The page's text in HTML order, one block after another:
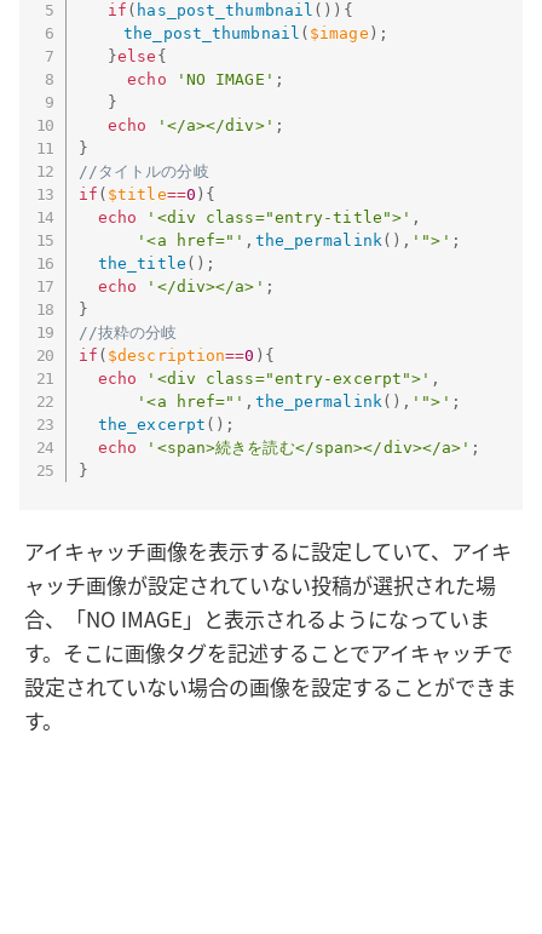
if ( has_post_thumbnail ( ) ) {
the_post_thumbnail ( $image ) ;
}else {
echo
'NO IMAGE' ;
}
echo
'</a></div>' ;
}
//タイトルの分岐
if ( $title==0 ) {
echo
'<div class="entry-title">' ,
'<a href="' , the_permalink( ) , '">' ;
the_title ( ) ;
echo
'</div></a>' ;
}
//抜粋の分岐
if ( $description==0 ) {
echo
'<div class="entry-excerpt">' ,
'<a href="' , the_permalink( ) , '">' ;
the_excerpt ( ) ;
echo
'<span>続きを読む</span></div></a>' ;
}
アイキャッチ画像を表示するに設定していて、アイキ
ャッチ画像が設定されていない投稿が選択された場
合、「NO IMAGE」と表示されるようになっていま
す。そこに画像タグを記述することでアイキャッチで
設定されていない場合の画像を設定することができま
す。